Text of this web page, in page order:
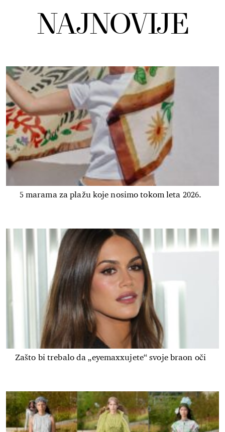
NAJNOVIJE
5 marama za plažu koje nosimo tokom leta 2026.
Zašto bi trebalo da „eyemaxxujete“ svoje braon oči